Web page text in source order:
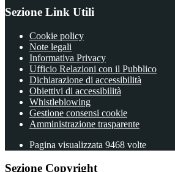
Sezione Link Utili
Cookie policy
Note legali
Informativa Privacy
Ufficio Relazioni con il Pubblico
Dichiarazione di accessibilità
Obiettivi di accessibilità
Whistleblowing
Gestione consensi cookie
Amministrazione trasparente
Pagina visualizzata 9468 volte
Sezione Copyright